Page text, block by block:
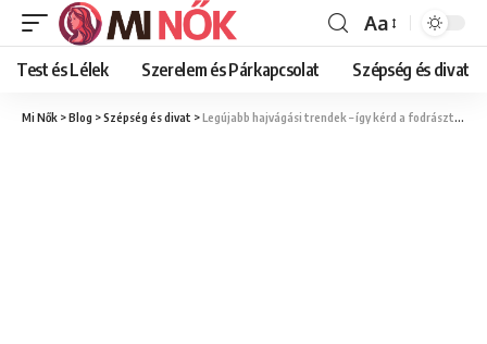
Font
Resizer
Aa
Test és Lélek Szerelem és Párkapcsolat Szépség és divat
Mi Nők >Blog >Szépség és divat >Legújabb hajvágási trendek – így kérd a fodrásztól, hogy divatos legyél